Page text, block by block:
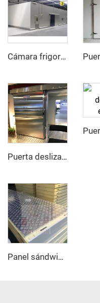
Cámara frigorífica congeladora
Puerta deslizante manual
Panel sándwich de aluminio antideslizante PU